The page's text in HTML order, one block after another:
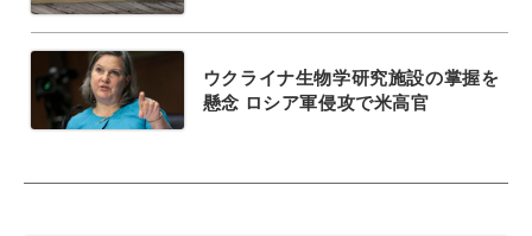
ウクライナ生物学研究施設の掌握を
懸念 ロシア軍侵攻で米高官